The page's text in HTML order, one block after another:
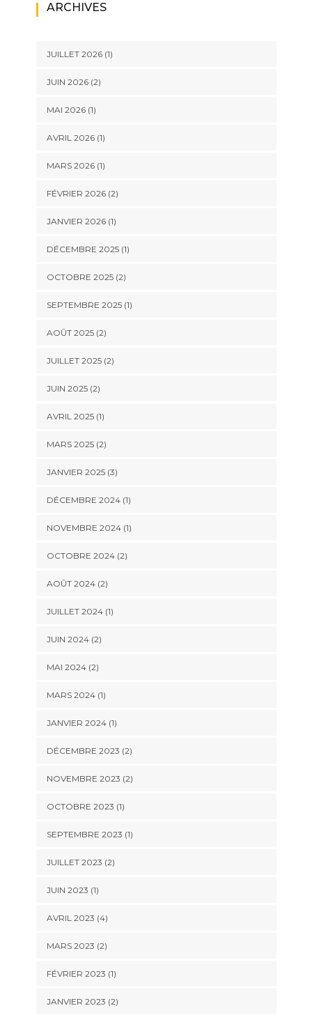
ARCHIVES
JUILLET 2026(1)
JUIN 2026(2)
MAI 2026(1)
AVRIL 2026(1)
MARS 2026(1)
FÉVRIER 2026(2)
JANVIER 2026(1)
DÉCEMBRE 2025(1)
OCTOBRE 2025(2)
SEPTEMBRE 2025(1)
AOÛT 2025(2)
JUILLET 2025(2)
JUIN 2025(2)
AVRIL 2025(1)
MARS 2025(2)
JANVIER 2025(3)
DÉCEMBRE 2024(1)
NOVEMBRE 2024(1)
OCTOBRE 2024(2)
AOÛT 2024(2)
JUILLET 2024(1)
JUIN 2024(2)
MAI 2024(2)
MARS 2024(1)
JANVIER 2024(1)
DÉCEMBRE 2023 (2)
NOVEMBRE 2023 (2)
OCTOBRE 2023 (1)
SEPTEMBRE 2023 (1)
JUILLET 2023 (2)
JUIN 2023 (1)
AVRIL 2023 (4)
MARS 2023 (2)
FÉVRIER 2023 (1)
JANVIER 2023 (2)